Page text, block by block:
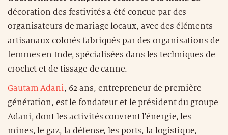
décoration des festivités a été conçue par des
organisateurs de mariage locaux, avec des éléments
artisanaux colorés fabriqués par des organisations de
femmes en Inde, spécialisées dans les techniques de
crochet et de tissage de canne.
Gautam Adani, 62 ans, entrepreneur de première
génération, est le fondateur et le président du groupe
Adani, dont les activités couvrent l'énergie, les
mines, le gaz, la défense, les ports, la logistique,